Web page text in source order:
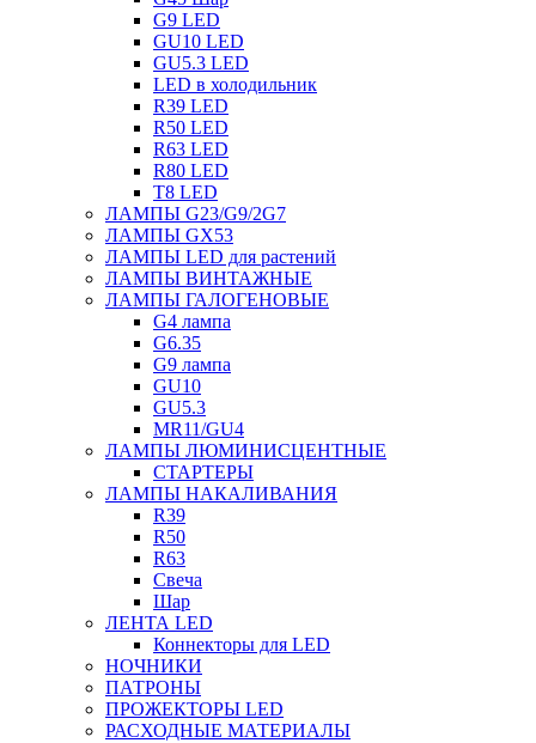
G9 LED
GU10 LED
GU5.3 LED
LED в холодильник
R39 LED
R50 LED
R63 LED
R80 LED
T8 LED
ЛАМПЫ G23/G9/2G7
ЛАМПЫ GX53
ЛАМПЫ LED для растений
ЛАМПЫ ВИНТАЖНЫЕ
ЛАМПЫ ГАЛОГЕНОВЫЕ
G4 лампа
G6.35
G9 лампа
GU10
GU5.3
MR11/GU4
ЛАМПЫ ЛЮМИНИСЦЕНТНЫЕ
СТАРТЕРЫ
ЛАМПЫ НАКАЛИВАНИЯ
R39
R50
R63
Свеча
Шар
ЛЕНТА LED
Коннекторы для LED
НОЧНИКИ
ПАТРОНЫ
ПРОЖЕКТОРЫ LED
РАСХОДНЫЕ МАТЕРИАЛЫ